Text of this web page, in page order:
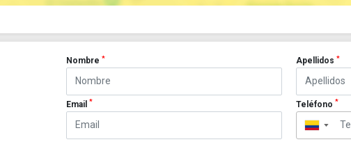
Nombre* Apellidos *
Email* Teléfono *
▼